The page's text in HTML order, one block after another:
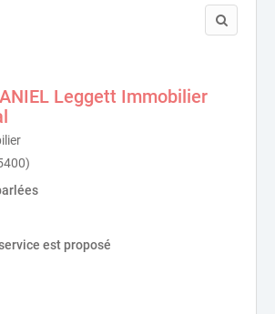
Leggett Immobilier
est proposé